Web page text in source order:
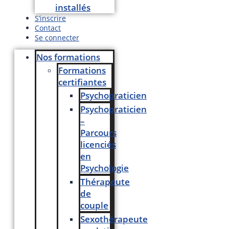
installés
S’inscrire
Contact
Se connecter
Nos formations
Formations
certifiantes
Psychopraticien
Psychopraticien
–
Parcours
licenciés
en
Psychologie
Thérapeute
de
couple
Sexothérapeute